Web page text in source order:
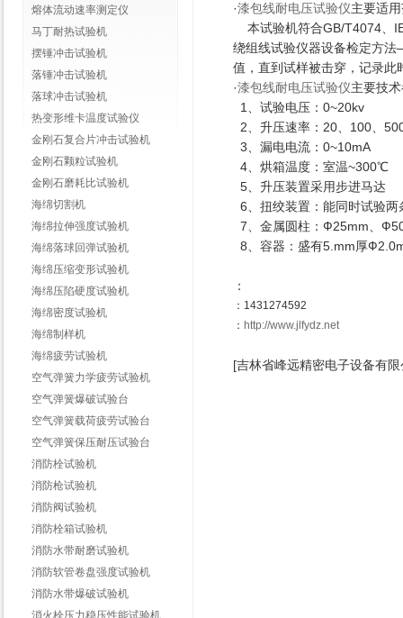
熔体流动速率测定仪
马丁耐热试验机
摆锤冲击试验机
落锤冲击试验机
落球冲击试验机
热变形维卡温度试验仪
金刚石复合片冲击试验机
金刚石颗粒试验机
金刚石磨耗比试验机
海绵切割机
海绵拉伸强度试验机
海绵落球回弹试验机
海绵压缩变形试验机
海绵压陷硬度试验机
海绵密度试验机
海绵制样机
海绵疲劳试验机
空气弹簧力学疲劳试验机
空气弹簧爆破试验台
空气弹簧载荷疲劳试验台
空气弹簧保压耐压试验台
消防栓试验机
消防枪试验机
消防阀试验机
消防栓箱试验机
消防水带耐磨试验机
消防软管卷盘强度试验机
消防水带爆破试验机
消火栓压力稳压性能试验机
·漆包线耐电压试验仪主要适
本试验机符合GB/T4074、
绕组线试验仪器设备检定方
值，直到试样被击穿，记录此
·漆包线耐电压试验仪主要技
1、试验电压：0~20kv
2、升压速率：20、100、
3、漏电电流：0~10mA
4、烘箱温度：室温~300℃
5、升压装置采用步进马达
6、扭绞装置：能同时试验两
7、金属圆柱：Ф25mm、
8、容器：盛有5.mm厚
：
：1431274592
： http://www.jlfydz.net
[吉林省峰远精密电子设备有